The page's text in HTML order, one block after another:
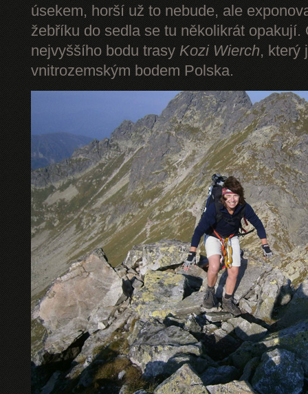
úsekem, horší už to nebude, ale
žebříku do sedla se tu několikrát opakují.
nejvyššího bodu trasy Kozi Wierch, který
vnitrozemským bodem Polska.